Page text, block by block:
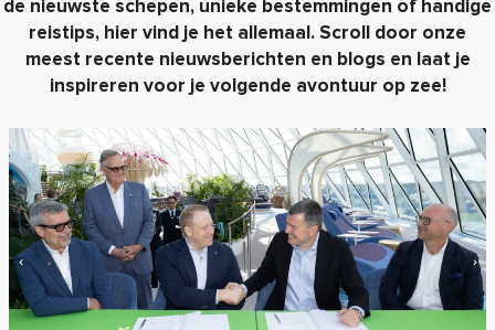
de nieuwste schepen, unieke bestemmingen of handige
reistips, hier vind je het allemaal. Scroll door onze
meest recente nieuwsberichten en blogs en laat je
inspireren voor je volgende avontuur op zee!